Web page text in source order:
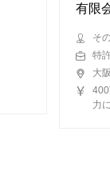
有限
そ
特
大
力